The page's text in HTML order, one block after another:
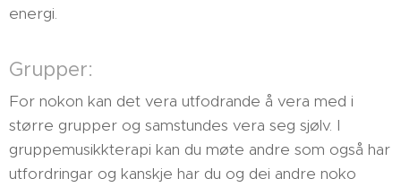
energi.
Grupper:
For nokon kan det vera utfodrande å vera med i
større grupper og samstundes vera seg sjølv. I
gruppemusikkterapi kan du møte andre som også har
utfordringar og kanskje har du og dei andre noko